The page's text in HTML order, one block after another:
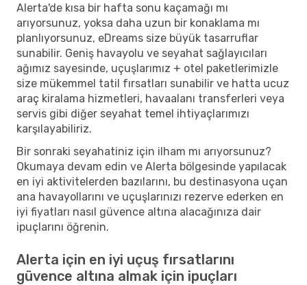
Alerta'de kısa bir hafta sonu kaçamağı mı
arıyorsunuz, yoksa daha uzun bir konaklama mı
planlıyorsunuz, eDreams size büyük tasarruflar
sunabilir. Geniş havayolu ve seyahat sağlayıcıları
ağımız sayesinde, uçuşlarımız + otel paketlerimizle
size mükemmel tatil fırsatları sunabilir ve hatta ucuz
araç kiralama hizmetleri, havaalanı transferleri veya
servis gibi diğer seyahat temel ihtiyaçlarımızı
karşılayabiliriz.
Bir sonraki seyahatiniz için ilham mı arıyorsunuz?
Okumaya devam edin ve Alerta bölgesinde yapılacak
en iyi aktivitelerden bazılarını, bu destinasyona uçan
ana havayollarını ve uçuşlarınızı rezerve ederken en
iyi fiyatları nasıl güvence altına alacağınıza dair
ipuçlarını öğrenin.
Alerta için en iyi uçuş fırsatlarını
güvence altına almak için ipuçları